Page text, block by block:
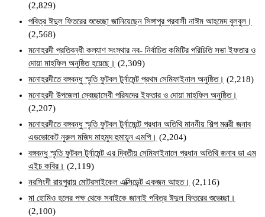
(2,829)
পবিত্র ঈদুল ফিতরের শুভেচ্ছা জানিয়েছেন সিঙ্গাপুর প্রবাসী নাঈম আহমেদ বুলবুল।
(2,568)
মনোহরদী প্রতিবন্ধী কল্যাণ সংস্থার নব- নির্বাচিত কমিটির পরিচিতি সভা ইফতার ও
দোয়া মাহফিল অনুষ্ঠিত হয়েছে। (2,309)
মনোহরদীতে বঙ্গবন্ধু স্মৃতি ফুটবল টুর্নামেন্ট প্রথম সেমিফাইনাল অনুষ্ঠিত। (2,218)
মনোহরদী উপজেলা স্বেচ্ছাসেবী পরিষদের ইফতার ও দোয়া মাহফিল অনুষ্ঠিত।
(2,207)
মনোহরদীতে বঙ্গবন্ধু স্মৃতি ফুটবল টুর্নামেন্টে প্রধান অতিথি মাননীয় শিল্প মন্ত্রী জনাব
এডভোকেট নুরুল মজিদ মাহমুদ হুমায়ূন এমপি। (2,204)
বঙ্গবন্ধু স্মৃতি ফুটবল টুর্নামেন্ট এর দ্বিতীয় সেমিফাইনালে প্রধান অতিথি জনাব ডা এম
এইচ কবির। (2,119)
নরসিংদী রায়পুরায় মোটরসাইকেল এক্সিডেন্ট একজন আহত। (2,116)
মা হোমিও হলের পক্ষ থেকে সবাইকে জানাই পবিত্র ঈদুল ফিতরের শুভেচ্ছা।
(2,100)